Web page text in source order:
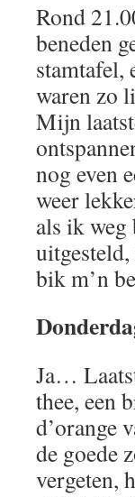
Rond
beneden
stamtafel,
waren zo
Mijn
nog even
weer
als ik
bik m’n
Ja…
thee, een
d’orange
de goede
vergeten,